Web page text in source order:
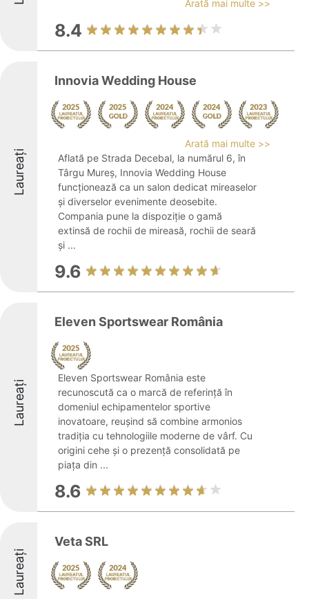
Arată mai multe >>
8.4
Laureați
Innovia Wedding House
Arată mai multe >>
Aflată pe Strada Decebal, la numărul 6, în
Târgu Mureș, Innovia Wedding House
funcționează ca un salon dedicat mireaselor
și diverselor evenimente deosebite.
Compania pune la dispoziție o gamă
extinsă de rochii de mireasă, rochii de seară
și ...
9.6
Laureați
Eleven Sportswear România
Eleven Sportswear România este
recunoscută ca o marcă de referință în
domeniul echipamentelor sportive
inovatoare, reușind să combine armonios
tradiția cu tehnologiile moderne de vârf. Cu
origini cehe și o prezență consolidată pe
piața din ...
8.6
Laureați
Veta SRL